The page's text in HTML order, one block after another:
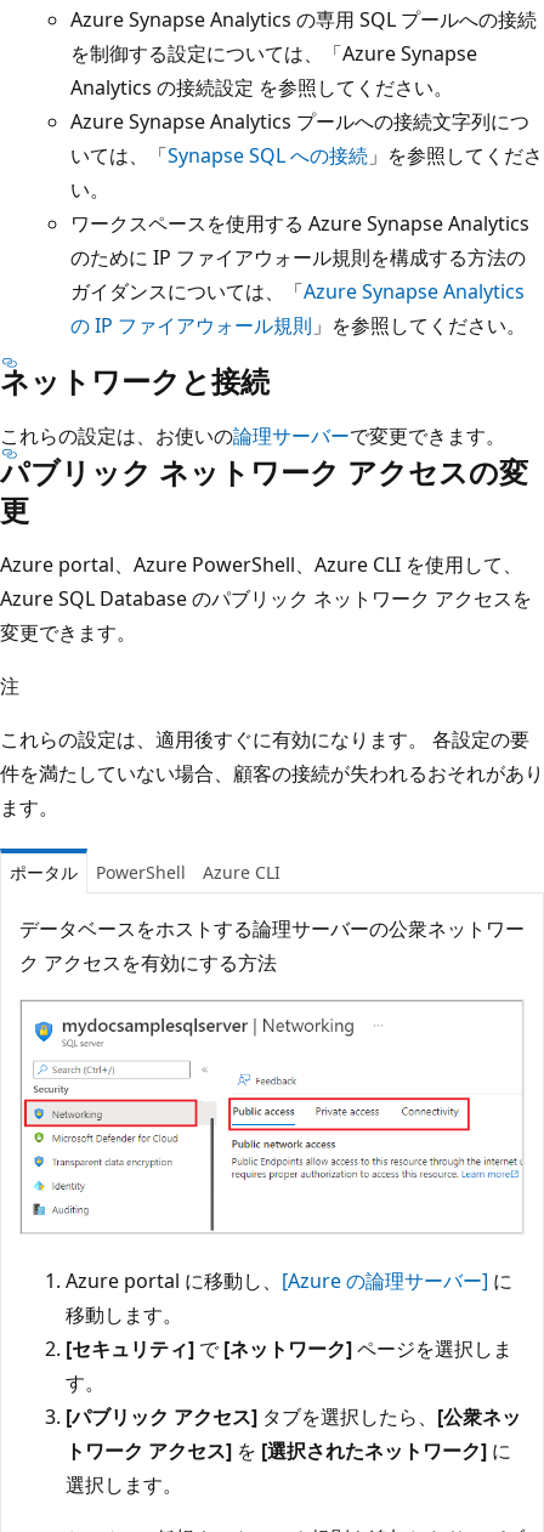
Azure Synapse Analytics の専用 SQL プールへの接続
を制御する設定については、「Azure Synapse
Analytics の接続設定 を参照してください。
Azure Synapse Analytics プールへの接続文字列につ
いては、「Synapse SQL への接続 」を参照してくださ
い。
ワークスペースを使用する Azure Synapse Analytics
のために IP ファイアウォール規則を構成する方法の
ガイダンスについては、「Azure Synapse Analytics
の IP ファイアウォール規則 」を参照してください。
ネットワークと接続
これらの設定は、お使いの論理サーバーで変更できます。
パブリック ネットワーク アクセスの変
更
Azure portal、Azure PowerShell、Azure CLI を使用して、
Azure SQL Database のパブリック ネットワーク アクセスを
変更できます。
注
これらの設定は、適用後すぐに有効になります。 各設定の要
件を満たしていない場合、顧客の接続が失われるおそれがあり
ます。
ポータル PowerShell Azure CLI
データベースをホストする論理サーバーの公衆ネットワー
ク アクセスを有効にする方法
Azure portal に移動し、 [Azure の論理サーバー] に
移動します。
[セキュリティ] で[ネットワーク]ページを選択しま
す。
[パブリック アクセス] タブを選択したら、 [公衆ネッ
トワーク アクセス] を [選択されたネットワーク] に
選択します。